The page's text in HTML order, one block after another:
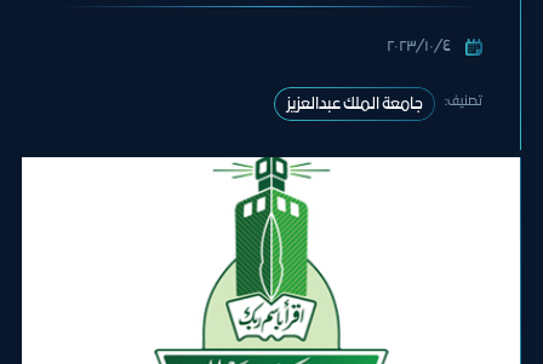
٤‏/١٠‏/٢٠٢٣
تصنيف: جامعة الملك عبدالعزيز